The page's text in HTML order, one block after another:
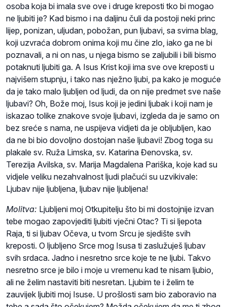
osoba koja bi imala sve ove i druge kreposti tko bi mogao
ne ljubiti je? Kad bismo i na daljinu čuli da postoji neki princ
lijep, ponizan, uljudan, pobožan, pun ljubavi, sa svima blag,
koji uzvraća dobrom onima koji mu čine zlo, iako ga ne bi
poznavali, a ni on nas, u njega bismo se zaljubili i bili bismo
potaknuti ljubiti ga. A Isus Krist koji ima sve ove kreposti u
najvišem stupnju, i tako nas nježno ljubi, pa kako je moguće
da je tako malo ljubljen od ljudi, da on nije predmet sve naše
ljubavi? Oh, Bože moj, Isus koji je jedini ljubak i koji nam je
iskazao tolike znakove svoje ljubavi, izgleda da je samo on
bez sreće s nama, ne uspijeva vidjeti da je obljubljen, kao
da ne bi bio dovoljno dostojan naše ljubavi! Zbog toga su
plakale sv. Ruža Limska, sv. Katarina Đenovska, sv.
Terezija Avilska, sv. Marija Magdalena Pariška, koje kad su
vidjele veliku nezahvalnost ljudi plačući su uzvikivale:
Ljubav nije ljubljena, ljubav nije ljubljena!
Molitva: Ljubljeni moj Otkupitelju što bi mi dostojnije izvan
tebe mogao zapovjediti ljubiti vječni Otac? Ti si ljepota
Raja, ti si ljubav Očeva, u tvom Srcu je sjedište svih
kreposti. O ljubljeno Srce mog Isusa ti zaslužuješ ljubav
svih srdaca. Jadno i nesretno srce koje te ne ljubi. Takvo
nesretno srce je bilo i moje u vremenu kad te nisam ljubio,
ali ne želim nastaviti biti nesretan. Ljubim te i želim te
zauvijek ljubiti moj Isuse. U prošlosti sam bio zaboravio na